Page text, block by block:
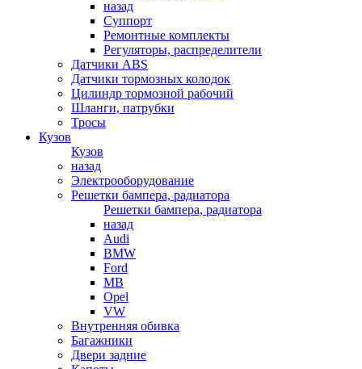
назад
Суппорт
Ремонтные комплекты
Регуляторы, распределители
Датчики ABS
Датчики тормозных колодок
Цилиндр тормозной рабочий
Шланги, патрубки
Тросы
Кузов
Кузов
назад
Электрооборудование
Решетки бампера, радиатора
Решетки бампера, радиатора
назад
Audi
BMW
Ford
MB
Opel
VW
Внутренняя обивка
Багажники
Двери задние